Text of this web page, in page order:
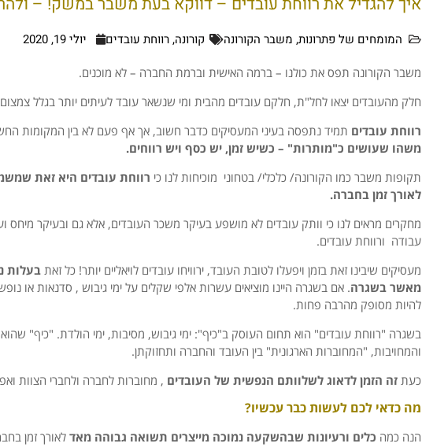
המומחים של פתרונות, משבר הקורונה קורונה,רווחת עובדים יולי 19, 2020
משבר הקורונה תפס את כולנו – ברמה האישית וברמת החברה – לא מוכנים.
חלק מהעובדים יצאו לחל"ת, חלקם עובדים מהבית ומי שנשאר עובד לעיתים יותר בגלל
רווחת עובדים תמיד נתפסה בעיני המעסיקים כדבר חשוב, אך אף פעם לא בין המקומות
משהו שעושים כ"מותרות" – כשיש זמן, יש כסף ויש רווחים.
תקופות משבר כמו הקורונה/ כלכלי/ בטחוני מוכיחות לנו כי רווחת עובדים היא זאת
לאורך זמן בחברה.
מחקרים מראים לנו כי וותק עובדים לא מושפע בעיקר משכר העובדים, אלא גם ובעיקר מיחס
עבודה ורווחת עובדים.
מעסיקים שיבינו זאת בזמן ויפעלו לטובת העובד, ירוויחו עובדים לויאליים יותר! כל זאת בעלות
מאשר בשגרה. אם בשגרה היינו מוציאים עשרות אלפי שקלים על ימי גיבוש , סדנאות או
להיות מסופק מהרבה פחות.
בשגרה "רווחת עובדים" הוא תחום העוסק ב"כיף": ימי גיבוש, מסיבות, ימי הולדת. "כיף" שהוא
והמחויבות, "המחוברות הארגונית" בין העובד והחברה ותחזוקתן.
כעת זה הזמן לדאוג לשלוותם הנפשית של העובדים , מחוברות לחברה ולחברי הצוות
מה כדאי לכם לעשות כבר עכשיו?
הנה כמה כלים ורעיונות שבהשקעה נמוכה מייצרים תשואה גבוהה מאדלאורך זמן